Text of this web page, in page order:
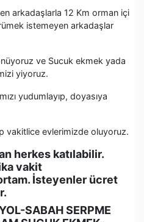
arkadaşlarla 12 Km orman içi
istemeyen arkadaşlar
ve Sucuk ekmek yada
yiyoruz.
yudumlayıp, doyasıya
vakitlice evlerimizde oluyoruz.
herkes katılabilir.
vakit
İsteyenler ücret
SABAH SERPME